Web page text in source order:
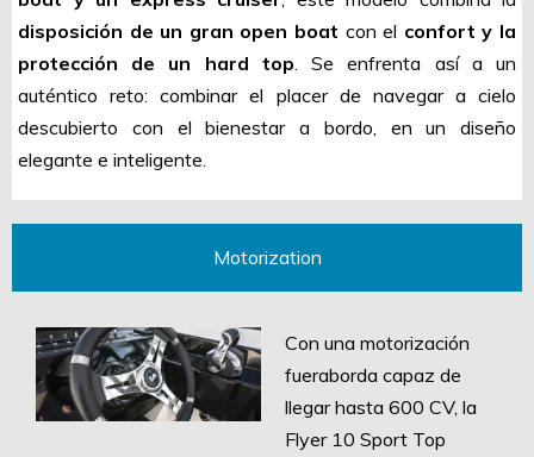
disposición de un gran open boat con el confort y la
protección de un hard top . Se enfrenta así a un
auténtico reto: combinar el placer de navegar a cielo
descubierto con el bienestar a bordo, en un diseño
elegante e inteligente.
Motorization
Con una motorización
fueraborda capaz de
llegar hasta 600 CV, la
Flyer 10 Sport Top